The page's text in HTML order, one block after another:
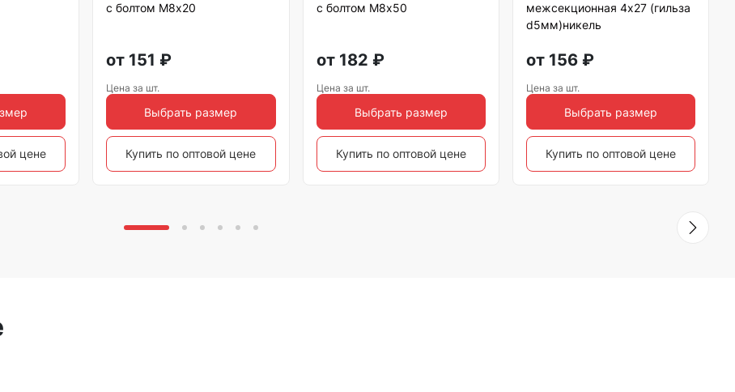
цене
с болтом М8х20
от 151 ₽
Цена за шт.
Выбрать размер
Купить по оптовой цене
с болтом М8х50
от 182 ₽
Цена за шт.
Выбрать размер
Купить по оптовой цене
межсекционная 4х27 (гильза
d5мм)никель
от 156₽
Цена за шт.
Выбрать размер
Купить по оптовой цене